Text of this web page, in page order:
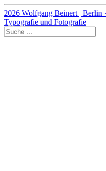
2026 Wolfgang Beinert | Berlin
Typografie und Fotografie